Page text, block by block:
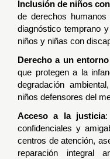
Inclusión de niños
de derechos
diagnóstico temprano
niños y niñas con
Derecho a un
que protegen a la
degradación
niños defensores del
Acceso a la justicia:
confidenciales y
centros de atención,
reparación integral